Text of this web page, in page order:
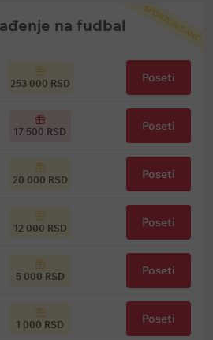
SPONZORISANO
na fudbal
253 000 RSD Poseti
17 500 RSD Poseti
20 000 RSD Poseti
12 000 RSD Poseti
5 000 RSD Poseti
1 000 RSD Poseti